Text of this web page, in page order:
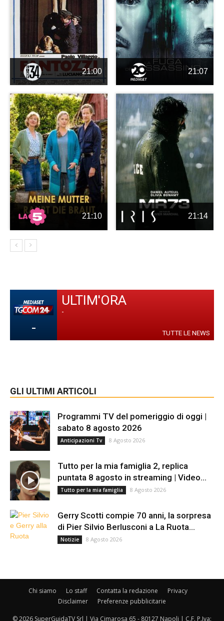
21:00 21:07
21:10 21:14
-
ULTIM'ORA
-
TUTTE LE NEWS
GLI ULTIMI ARTICOLI
Programmi TV del pomeriggio di oggi |
sabato 8 agosto 2026
Anticipazioni Tv 8 Agosto 2026
Tutto per la mia famiglia 2, replica
puntata 8 agosto in streaming | Video...
Tutto per la mia famiglia 8 Agosto 2026
Gerry Scotti compie 70 anni, la sorpresa
di Pier Silvio Berlusconi a La Ruota...
Notizie 8 Agosto 2026
Chi siamo Lo staff Contatta la redazione
Privacy
Disclaimer
Preferenze pubblicitarie
© 2026 SuperGuidaTV Srl | Via Cimarosa 65 - 80127 Napoli | C.F. P.Iva: